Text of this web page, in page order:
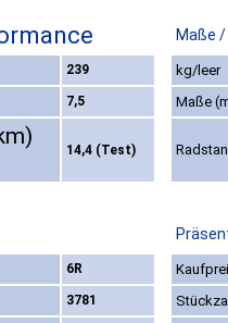
Maße
239
kg/leer
7,5 Maße
14,4 (Test)
6R
3781